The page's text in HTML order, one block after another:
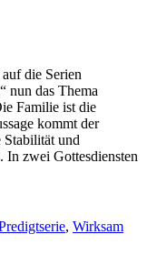
die Serien
nun das Thema
Familie ist die
kommt der
Stabilität und
In zwei Gottesdiensten
, Wirksam